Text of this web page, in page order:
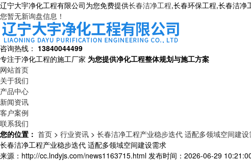
辽宁大宇净化工程有限公司为您免费提供长春洁净工程,长春环保工程,长春洁净
您暂无新询盘信息！
咨询热线： 13840044499
专注于净化工程的施工厂家 为您提供净化工程整体规划与施工方案
网站首页
关于我们
产品中心
新闻资讯
客户案例
联系我们
您的位置： 首页 > 行业资讯 > 长春洁净工程产业稳步迭代 适配多领域空间建设
长春洁净工程产业稳步迭代 适配多领域空间建设需求
来源：http://cc.lndyjs.com/news1163715.html 发布时间：2026-06-29